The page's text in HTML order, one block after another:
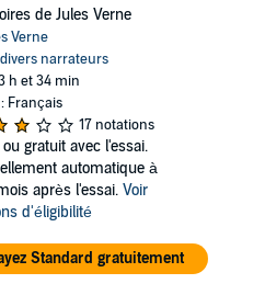
de Jules Verne
Verne
divers narrateurs
h et 34 min
Français
17 notations
ou gratuit avec l'essai.
automatique à
après l'essai. Voir
d'éligibilité
Standard gratuitement